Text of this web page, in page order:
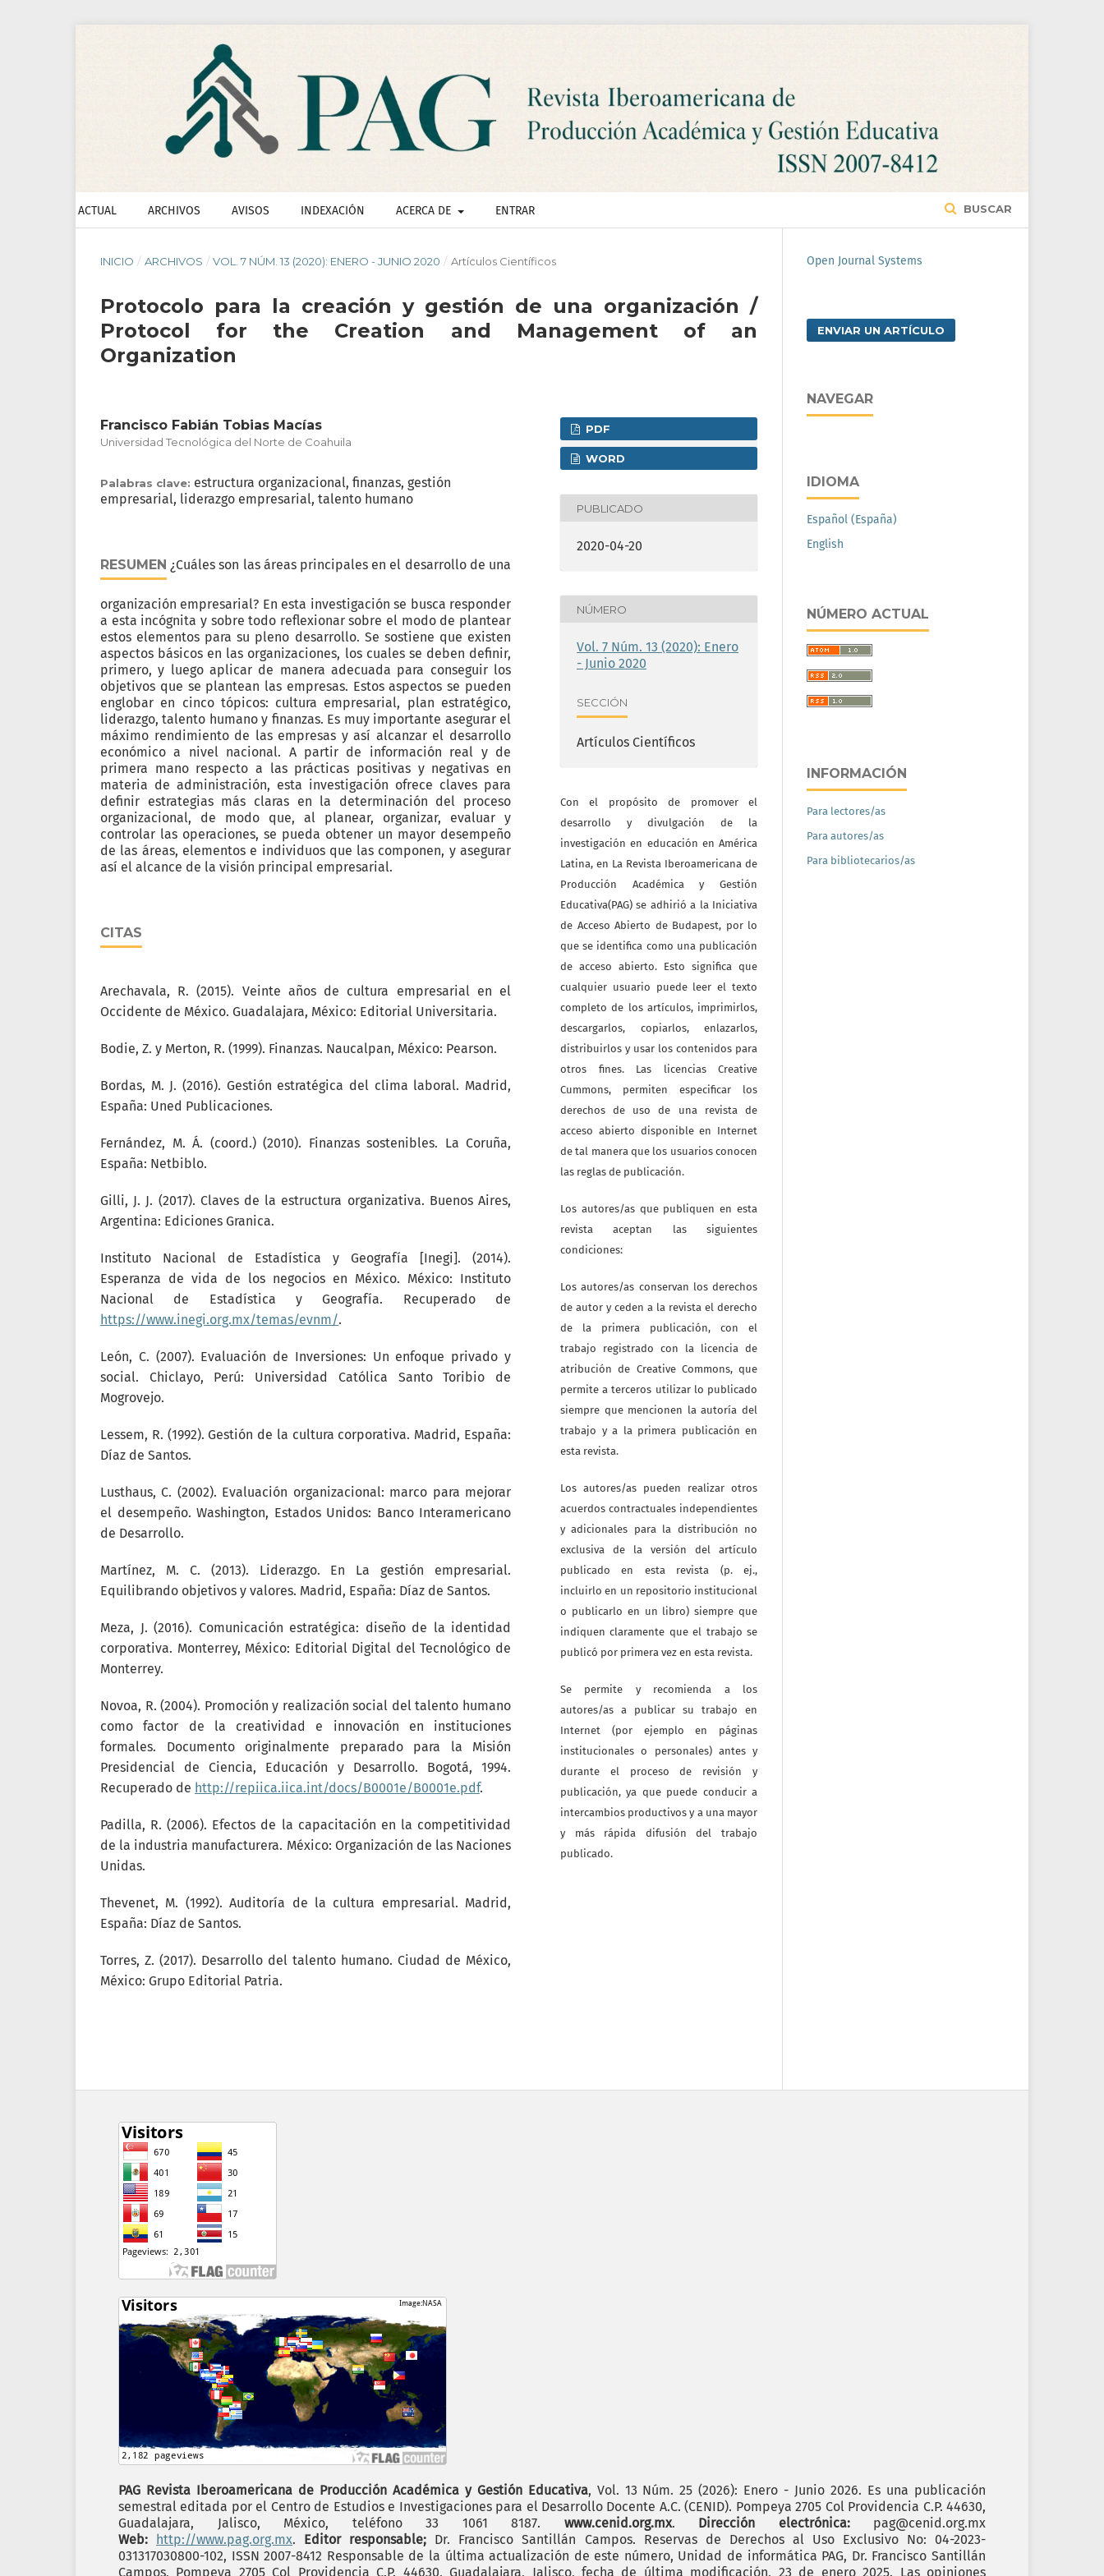
ACTUAL ARCHIVOS AVISOS INDEXACIÓN ACERCA DE ENTRAR BUSCAR
INICIO / ARCHIVOS / VOL. 7 NÚM. 13 (2020): ENERO - JUNIO 2020 / Artículos Científicos
Protocolo para la creación y gestión de una organización /
Protocol for the Creation and Management of an
Organization
Francisco Fabián Tobias Macías
Universidad Tecnológica del Norte de Coahuila
Palabras clave: estructura organizacional, finanzas, gestión
empresarial, liderazgo empresarial, talento humano
RESUMEN ¿Cuáles son las áreas principales en el desarrollo de una
organización empresarial? En esta investigación se busca responder
a esta incógnita y sobre todo reflexionar sobre el modo de plantear
estos elementos para su pleno desarrollo. Se sostiene que existen
aspectos básicos en las organizaciones, los cuales se deben definir,
primero, y luego aplicar de manera adecuada para conseguir los
objetivos que se plantean las empresas. Estos aspectos se pueden
englobar en cinco tópicos: cultura empresarial, plan estratégico,
liderazgo, talento humano y finanzas. Es muy importante asegurar el
máximo rendimiento de las empresas y así alcanzar el desarrollo
económico a nivel nacional. A partir de información real y de
primera mano respecto a las prácticas positivas y negativas en
materia de administración, esta investigación ofrece claves para
definir estrategias más claras en la determinación del proceso
organizacional, de modo que, al planear, organizar, evaluar y
controlar las operaciones, se pueda obtener un mayor desempeño
de las áreas, elementos e individuos que las componen, y asegurar
así el alcance de la visión principal empresarial.
CITAS
Arechavala, R. (2015). Veinte años de cultura empresarial en el
Occidente de México. Guadalajara, México: Editorial Universitaria.
Bodie, Z. y Merton, R. (1999). Finanzas. Naucalpan, México: Pearson.
Bordas, M. J. (2016). Gestión estratégica del clima laboral. Madrid,
España: Uned Publicaciones.
Fernández, M. Á. (coord.) (2010). Finanzas sostenibles. La Coruña,
España: Netbiblo.
Gilli, J. J. (2017). Claves de la estructura organizativa. Buenos Aires,
Argentina: Ediciones Granica.
Instituto Nacional de Estadística y Geografía [Inegi]. (2014).
Esperanza de vida de los negocios en México. México: Instituto
Nacional de Estadística y Geografía. Recuperado de
https://www.inegi.org.mx/temas/evnm/.
León, C. (2007). Evaluación de Inversiones: Un enfoque privado y
social. Chiclayo, Perú: Universidad Católica Santo Toribio de
Mogrovejo.
Lessem, R. (1992). Gestión de la cultura corporativa. Madrid, España:
Díaz de Santos.
Lusthaus, C. (2002). Evaluación organizacional: marco para mejorar
el desempeño. Washington, Estados Unidos: Banco Interamericano
de Desarrollo.
Martínez, M. C. (2013). Liderazgo. En La gestión empresarial.
Equilibrando objetivos y valores. Madrid, España: Díaz de Santos.
Meza, J. (2016). Comunicación estratégica: diseño de la identidad
corporativa. Monterrey, México: Editorial Digital del Tecnológico de
Monterrey.
Novoa, R. (2004). Promoción y realización social del talento humano
como factor de la creatividad e innovación en instituciones
formales. Documento originalmente preparado para la Misión
Presidencial de Ciencia, Educación y Desarrollo. Bogotá, 1994.
Recuperado de http://repiica.iica.int/docs/B0001e/B0001e.pdf.
Padilla, R. (2006). Efectos de la capacitación en la competitividad
de la industria manufacturera. México: Organización de las Naciones
Unidas.
Thevenet, M. (1992). Auditoría de la cultura empresarial. Madrid,
España: Díaz de Santos.
Torres, Z. (2017). Desarrollo del talento humano. Ciudad de México,
México: Grupo Editorial Patria.
PDF
WORD
PUBLICADO
2020-04-20
NÚMERO
Vol. 7 Núm. 13 (2020): Enero
- Junio 2020
SECCIÓN
Artículos Científicos
Con el propósito de promover el
desarrollo y divulgación de la
investigación en educación en América
Latina, en La Revista Iberoamericana de
Producción Académica y Gestión
Educativa(PAG) se adhirió a la Iniciativa
de Acceso Abierto de Budapest, por lo
que se identifica como una publicación
de acceso abierto. Esto significa que
cualquier usuario puede leer el texto
completo de los artículos, imprimirlos,
descargarlos, copiarlos, enlazarlos,
distribuirlos y usar los contenidos para
otros fines. Las licencias Creative
Cummons, permiten especificar los
derechos de uso de una revista de
acceso abierto disponible en Internet
de tal manera que los usuarios conocen
las reglas de publicación.
Los autores/as que publiquen en esta
revista aceptan las siguientes
condiciones:
Los autores/as conservan los derechos
de autor y ceden a la revista el derecho
de la primera publicación, con el
trabajo registrado con la licencia de
atribución de Creative Commons, que
permite a terceros utilizar lo publicado
siempre que mencionen la autoría del
trabajo y a la primera publicación en
esta revista.
Los autores/as pueden realizar otros
acuerdos contractuales independientes
y adicionales para la distribución no
exclusiva de la versión del artículo
publicado en esta revista (p. ej.,
incluirlo en un repositorio institucional
o publicarlo en un libro) siempre que
indiquen claramente que el trabajo se
publicó por primera vez en esta revista.
Se permite y recomienda a los
autores/as a publicar su trabajo en
Internet (por ejemplo en páginas
institucionales o personales) antes y
durante el proceso de revisión y
publicación, ya que puede conducir a
intercambios productivos y a una mayor
y más rápida difusión del trabajo
publicado.
Open Journal Systems
ENVIAR UN ARTÍCULO
NAVEGAR
IDIOMA
Español (España)
English
NÚMERO ACTUAL
INFORMACIÓN
Para lectores/as
Para autores/as
Para bibliotecarios/as
PAG Revista Iberoamericana de Producción Académica y Gestión Educativa, Vol. 13 Núm. 25 (2026): Enero - Junio 2026. Es una publicación
semestral editada por el Centro de Estudios e Investigaciones para el Desarrollo Docente A.C. (CENID). Pompeya 2705 Col Providencia C.P. 44630,
Guadalajara, Jalisco, México, teléfono 33 1061 8187. www.cenid.org.mx. Dirección electrónica: pag@cenid.org.mx
Web:
http://www.pag.org.mx. Editor responsable; Dr. Francisco Santillán Campos. Reservas de Derechos al Uso Exclusivo No: 04-2023-
031317030800-102, ISSN 2007-8412 Responsable de la última actualización de este número, Unidad de informática PAG, Dr. Francisco Santillán
Campos, Pompeya 2705 Col Providencia C.P. 44630, Guadalajara, Jalisco, fecha de última modificación, 23 de enero 2025. Las opiniones